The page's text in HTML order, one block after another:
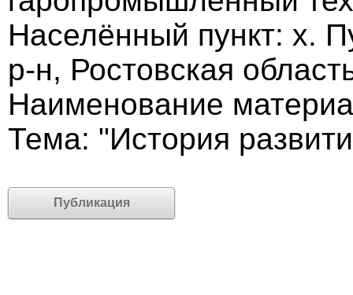
Населённый пункт: х.
р-н, Ростовская
Наименование
Тема: "История
Публикация